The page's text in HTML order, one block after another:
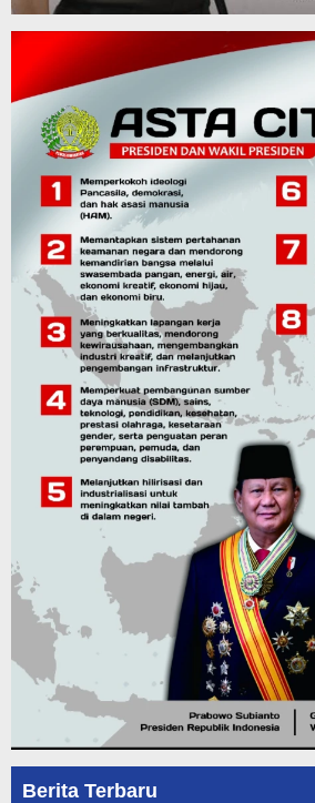
Berita Terbaru